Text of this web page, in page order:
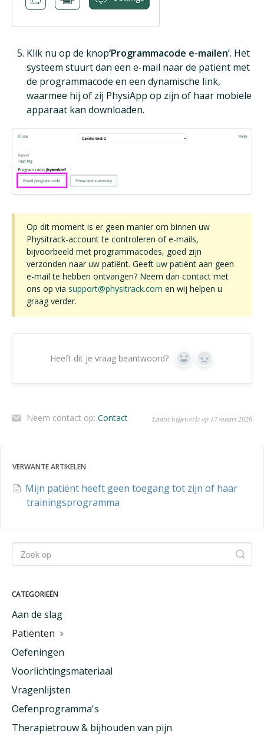
Klik nu op de knop‘Programmacode e-mailen’. Het
systeem stuurt dan een e-mail naar de patiënt met
de programmacode en een dynamische link,
waarmee hij of zij PhysiApp op zijn of haar mobiele
apparaat kan downloaden.
Op dit moment is er geen manier om binnen uw
Physitrack-account te controleren of e-mails,
bijvoorbeeld met programmacodes, goed zijn
verzonden naar uw patiënt. Geeft uw patiënt aan geen
e-mail te hebben ontvangen? Neem dan contact met
ons op via support@physitrack.com en wij helpen u
graag verder.
Heeft dit je vraag beantwoord? Ja Geen
Neem contact op: Contact Laatst bijgewerkt op 17 maart 2026
VERWANTE ARTIKELEN
Mijn patiënt heeft geen toegang tot zijn of haar
trainingsprogramma
CATEGORIEËN
Aan de slag
Patiënten
Oefeningen
Voorlichtingsmateriaal
Vragenlijsten
Oefenprogramma's
Therapietrouw & bijhouden van pijn